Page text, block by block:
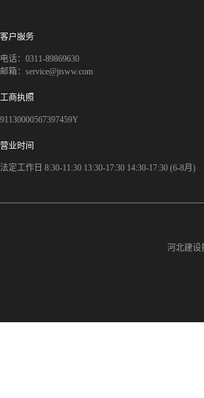
客户服务
电话：0311-89869630
邮箱：service@jtsww.com
工商执照
91130000567397459Y
营业时间
法定工作日 8:30-11:30 13:30-17:30 14:30-17:30 (6-8月)
河北建设